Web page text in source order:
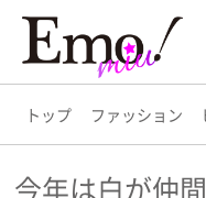
トップ ファッション
トップ
今年は白が仲